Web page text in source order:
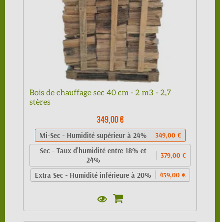
Bois de chauffage sec 40 cm - 2 m3 - 2,7
stères
349,00 €
Mi-Sec - Humidité supérieur à 24% 349,00 €
Sec - Taux d'humidité entre 18% et
24%
379,00 €
Extra Sec - Humidité inférieure à 20% 439,00 €